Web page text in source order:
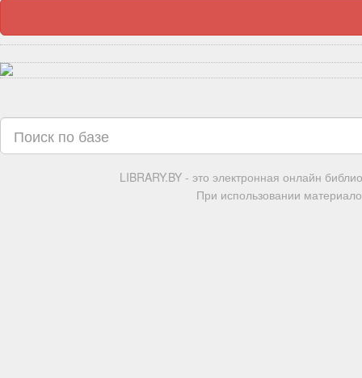
LIBRARY.BY - это электронная онлайн
При использовании